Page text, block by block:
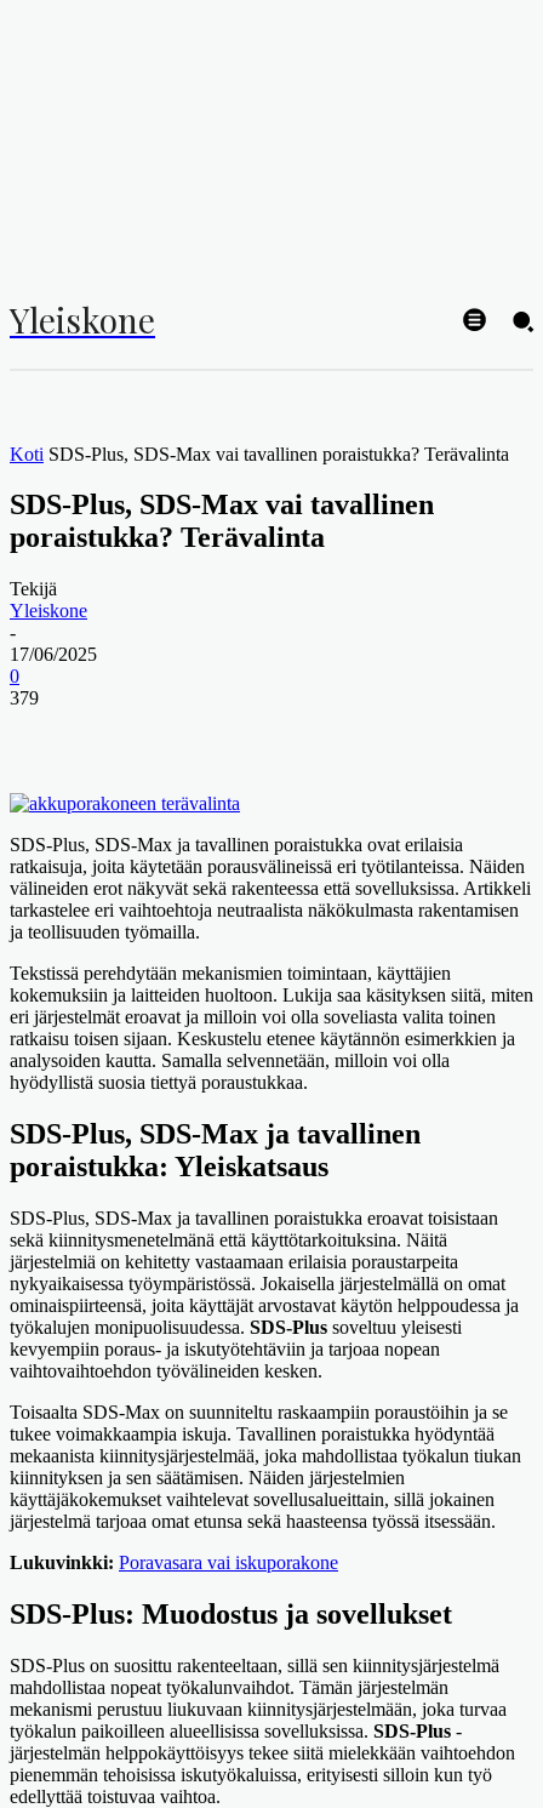
Yleiskone
Koti SDS-Plus, SDS-Max vai tavallinen poraistukka? Terä­valinta
SDS-Plus, SDS-Max vai tavallinen
poraistukka? Terä­valinta
Tekijä
Yleiskone
-
17/06/2025
0
379
SDS-Plus, SDS-Max ja tavallinen poraistukka ovat erilaisia
ratkaisuja, joita käytetään porausvälineissä eri työtilanteissa. Näiden
välineiden erot näkyvät sekä rakenteessa että sovelluksissa. Artikkeli
tarkastelee eri vaihtoehtoja neutraalista näkökulmasta rakentamisen
ja teollisuuden työmailla.
Tekstissä perehdytään mekanismien toimintaan, käyttäjien
kokemuksiin ja laitteiden huoltoon. Lukija saa käsityksen siitä, miten
eri järjestelmät eroavat ja milloin voi olla soveliasta valita toinen
ratkaisu toisen sijaan. Keskustelu etenee käytännön esimerkkien ja
analysoiden kautta. Samalla selvennetään, milloin voi olla
hyödyllistä suosia tiettyä poraustukkaa.
SDS-Plus, SDS-Max ja tavallinen
poraistukka: Yleiskatsaus
SDS-Plus, SDS-Max ja tavallinen poraistukka eroavat toisistaan
sekä kiinnitysmenetelmänä että käyttötarkoituksina. Näitä
järjestelmiä on kehitetty vastaamaan erilaisia poraustarpeita
nykyaikaisessa työympäristössä. Jokaisella järjestelmällä on omat
ominaispiirteensä, joita käyttäjät arvostavat käytön helppoudessa ja
työkalujen monipuolisuudessa. SDS-Plus soveltuu yleisesti
kevyempiin poraus- ja iskutyötehtäviin ja tarjoaa nopean
vaihtovaihtoehdon työvälineiden kesken.
Toisaalta SDS-Max on suunniteltu raskaampiin poraustöihin ja se
tukee voimakkaampia iskuja. Tavallinen poraistukka hyödyntää
mekaanista kiinnitysjärjestelmää, joka mahdollistaa työkalun tiukan
kiinnityksen ja sen säätämisen. Näiden järjestelmien
käyttäjäkokemukset vaihtelevat sovellusalueittain, sillä jokainen
järjestelmä tarjoaa omat etunsa sekä haasteensa työssä itsessään.
Lukuvinkki: Poravasara vai iskuporakone
SDS-Plus: Muodostus ja sovellukset
SDS-Plus on suosittu rakenteeltaan, sillä sen kiinnitysjärjestelmä
mahdollistaa nopeat työkalunvaihdot. Tämän järjestelmän
mekanismi perustuu liukuvaan kiinnitysjärjestelmään, joka turvaa
työkalun paikoilleen alueellisissa sovelluksissa. SDS-Plus -
järjestelmän helppokäyttöisyys tekee siitä mielekkään vaihtoehdon
pienemmän tehoisissa iskutyökaluissa, erityisesti silloin kun työ
edellyttää toistuvaa vaihtoa.